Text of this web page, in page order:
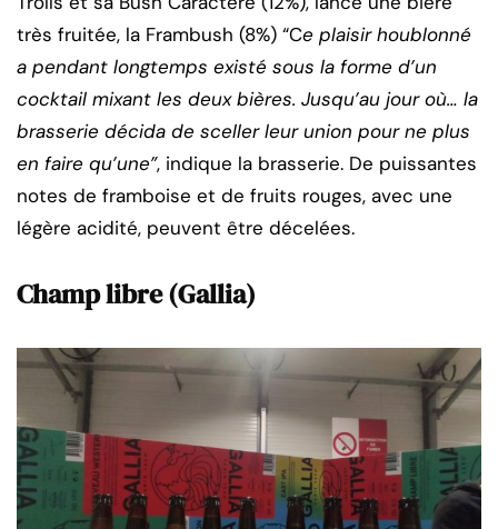
très fruitée, la Frambush (8%) “Ce plaisir houblonné
a pendant longtemps existé sous la forme d’un
cocktail mixant les deux bières. Jusqu’au jour où… la
brasserie décida de sceller leur union pour ne plus
en faire qu’une”, indique la brasserie. De puissantes
notes de framboise et de fruits rouges, avec une
légère acidité, peuvent être décelées.
Champ libre (Gallia)